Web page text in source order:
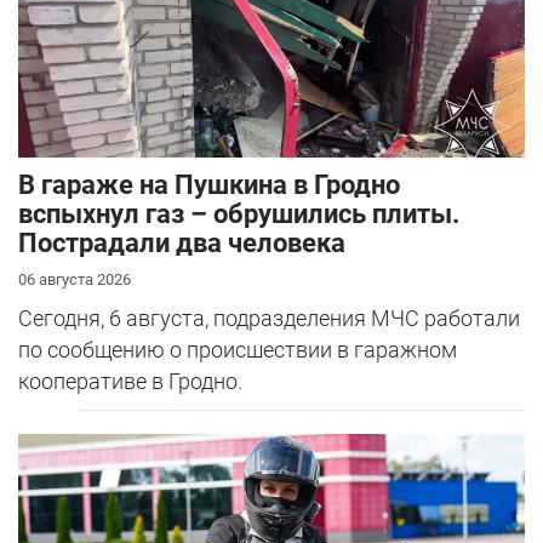
В гараже на Пушкина в Гродно
вспыхнул газ – обрушились плиты.
Пострадали два человека
06 августа 2026
Сегодня, 6 августа, подразделения МЧС работали
по сообщению о происшествии в гаражном
кооперативе в Гродно.